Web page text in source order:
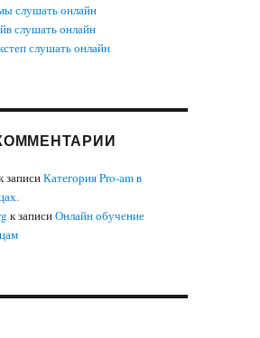
слушать онлайн
слушать онлайн
слушать онлайн
записиКатегория Pro-am в
к записиОнлайн обучение